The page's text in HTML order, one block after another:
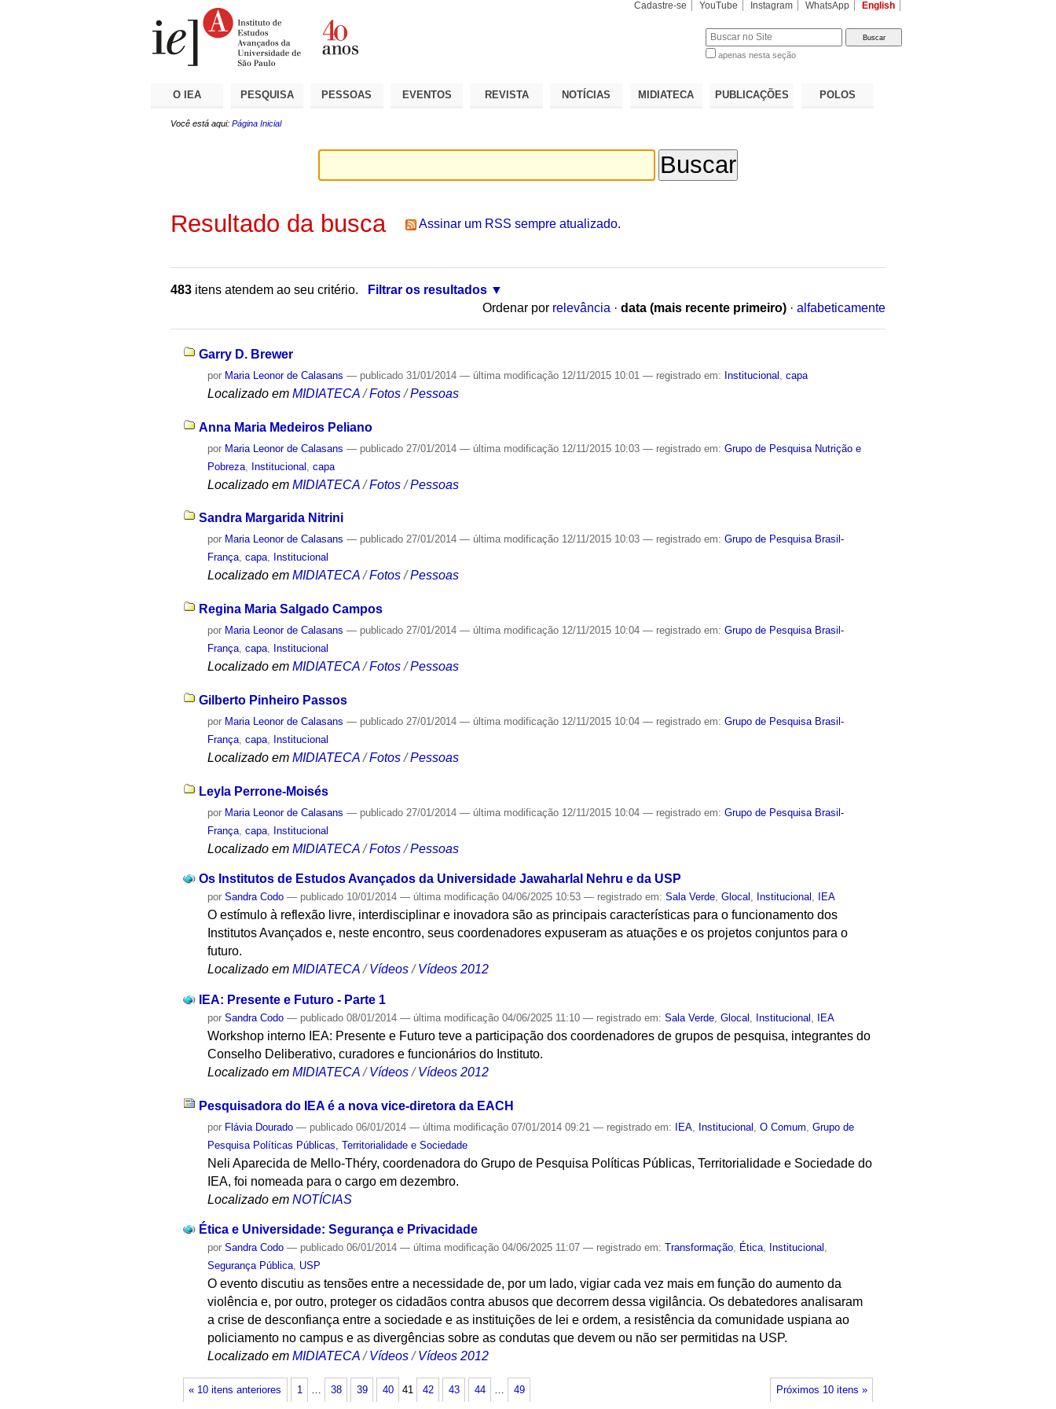
Cadastre-se YouTube Instagram WhatsApp English
apenas nesta seção
O IEA PESQUISA PESSOAS EVENTOS REVISTA NOTÍCIAS MIDIATECA PUBLICAÇÕES POLOS
Você está aqui: Página Inicial
Resultado da busca Assinar um RSS sempre atualizado.
483 itens atendem ao seu critério.
Filtrar os resultados
Ordenar por relevância · data (mais recente primeiro) · alfabeticamente
Garry D. Brewer
por Maria Leonor de Calasans — publicado 31/01/2014— última modificação 12/11/2015 10:01— registrado em: Institucional ,capa
Localizado em MIDIATECA /Fotos /Pessoas
Anna Maria Medeiros Peliano
por Maria Leonor de Calasans — publicado 27/01/2014— última modificação 12/11/2015 10:03— registrado em:Grupo de Pesquisa Nutrição e
Pobreza Institucional ,capa
Localizado em MIDIATECA /Fotos /Pessoas
Sandra Margarida Nitrini
por Maria Leonor de Calasans — publicado 27/01/2014— última modificação 12/11/2015 10:03— registrado em:Grupo de Pesquisa Brasil-
França,capa, Institucional
Localizado em MIDIATECA /Fotos /Pessoas
Regina Maria Salgado Campos
por Maria Leonor de Calasans — publicado 27/01/2014— última modificação 12/11/2015 10:04— registrado em:Grupo de Pesquisa Brasil-
França,capa, Institucional
Localizado em MIDIATECA /Fotos /Pessoas
Gilberto Pinheiro Passos
por Maria Leonor de Calasans — publicado 27/01/2014— última modificação 12/11/2015 10:04— registrado em:Grupo de Pesquisa Brasil-
França ,capa Institucional
Localizado em MIDIATECA /Fotos /Pessoas
Leyla Perrone-Moisés
por Maria Leonor de Calasans — publicado 27/01/2014— última modificação 12/11/2015 10:04— registrado em:Grupo de Pesquisa Brasil-
França ,capa Institucional
Localizado em MIDIATECA /Fotos /Pessoas
Os Institutos de Estudos Avançados da Universidade Jawaharlal Nehru e da USP
porSandra Codo — publicado 10/01/2014— última modificação 04/06/2025 10:53— registrado em:Sala Verde,Glocal , Institucional , IEA
O estímulo à reflexão livre, interdisciplinar e inovadora são as principais características para o funcionamento dos
Institutos Avançados e, neste encontro, seus coordenadores expuseram as atuações e os projetos conjuntos para o
futuro.
Localizado em MIDIATECA /Vídeos /Vídeos 2012
IEA: Presente e Futuro - Parte 1
porSandra Codo — publicado 08/01/2014— última modificação 04/06/2025 11:10— registrado em:Sala Verde ,Glocal Institucional IEA
Workshop interno IEA: Presente e Futuro teve a participação dos coordenadores de grupos de pesquisa, integrantes do
Conselho Deliberativo, curadores e funcionários do Instituto.
Localizado em MIDIATECA /Vídeos /Vídeos 2012
Pesquisadora do IEA é a nova vice-diretora da EACH
por Flávia Dourado — publicado 06/01/2014— última modificação 07/01/2014 09:21— registrado em: IEA Institucional ,O Comum ,Grupo de
Pesquisa Políticas Públicas, Territorialidade e Sociedade
Neli Aparecida de Mello-Théry, coordenadora do Grupo de Pesquisa Políticas Públicas, Territorialidade e Sociedade do
IEA, foi nomeada para o cargo em dezembro.
Localizado em NOTÍCIAS
Ética e Universidade: Segurança e Privacidade
porSandra Codo — publicado 06/01/2014— última modificação 04/06/2025 11:07— registrado em:Transformação, Ética, Institucional ,
Segurança Pública, USP
O evento discutiu as tensões entre a necessidade de, por um lado, vigiar cada vez mais em função do aumento da
violência e, por outro, proteger os cidadãos contra abusos que decorrem dessa vigilância. Os debatedores analisaram
a crise de desconfiança entre a sociedade e as instituições de lei e ordem, a resistência da comunidade uspiana ao
policiamento no campus e as divergências sobre as condutas que devem ou não ser permitidas na USP.
Localizado em MIDIATECA /Vídeos /Vídeos 2012
« 10 itens anteriores Próximos 10 itens »
1 38 39 40 41 42 43 44 49